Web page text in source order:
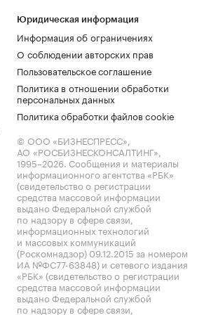
Юридическая информация
Информация об ограничениях
О соблюдении авторских прав
Пользовательское соглашение
Политика в отношении обработки
персональных данных
Политика обработки файлов cookie
© ООО «БИЗНЕСПРЕСС»,
АО «РОСБИЗНЕСКОНСАЛТИНГ»,
1995–2026. Сообщения и материалы
информационного агентства «РБК»
(свидетельство о регистрации
средства массовой информации
выдано Федеральной службой
по надзору в сфере связи,
информационных технологий
и массовых коммуникаций
(Роскомнадзор) 09.12.2015 за номером
ИА №ФС77-63848) и сетевого издания
«РБК» (свидетельство о регистрации
средства массовой информации
выдано Федеральной службой
по надзору в сфере связи,